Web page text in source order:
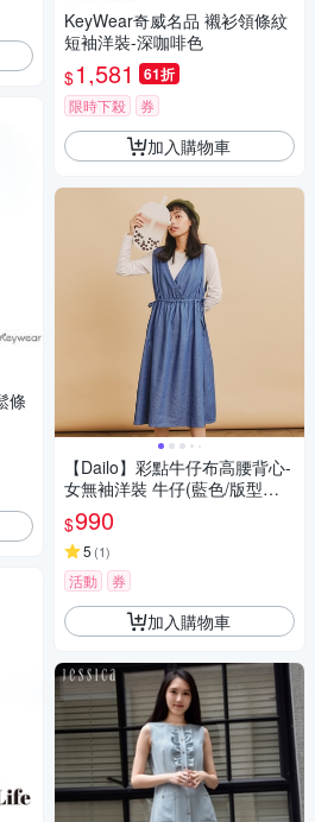
KeyWear奇威名品 襯衫領條紋
短袖洋裝-深咖啡色
$1,581 61折
限時下殺 券
加入購物車
【Dailo】彩點牛仔布高腰背心-
女無袖洋裝 牛仔(藍色/版型適
中)
$990
5 (1)
活動 券
加入購物車